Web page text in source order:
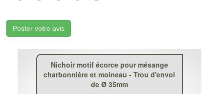
Poster votre avis
Nichoir motif écorce pour mésange
charbonnière et moineau - Trou d'envol
de Ø 35mm